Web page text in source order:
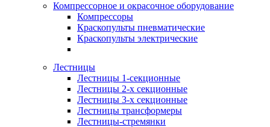
Компрессорное и окрасочное оборудование
Компрессоры
Краскопульты пневматические
Краскопульты электрические
Лестницы
Лестницы 1-секционные
Лестницы 2-х секционные
Лестницы 3-х секционные
Лестницы трансформеры
Лестницы-стремянки